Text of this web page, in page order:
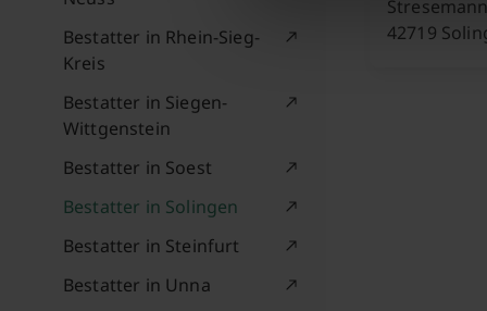
Bestatter in Rhein-Sieg-
Kreis
Bestatter in Siegen-
Wittgenstein
Bestatter in Soest
Bestatter in Solingen
Bestatter in Steinfurt
Bestatter in Unna
42719